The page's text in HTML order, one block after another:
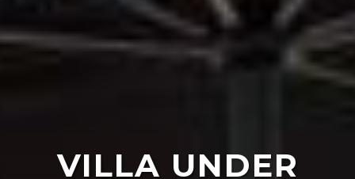
VILLA UNDER